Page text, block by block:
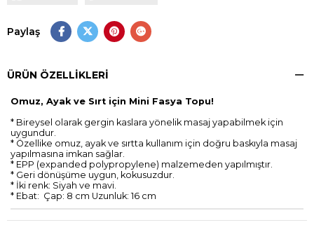
Paylaş
ÜRÜN ÖZELLIKLERI
Omuz, Ayak ve Sırt için Mini Fasya Topu!
* Bireysel olarak gergin kaslara yönelik masaj yapabilmek için
uygundur.
* Özellike omuz, ayak ve sırtta kullanım için doğru baskıyla masaj
yapılmasına imkan sağlar.
* EPP (expanded polypropylene) malzemeden yapılmıştır.
* Geri dönüşüme uygun, kokusuzdur.
* İki renk: Siyah ve mavi.
* Ebat: Çap: 8 cm Uzunluk: 16 cm